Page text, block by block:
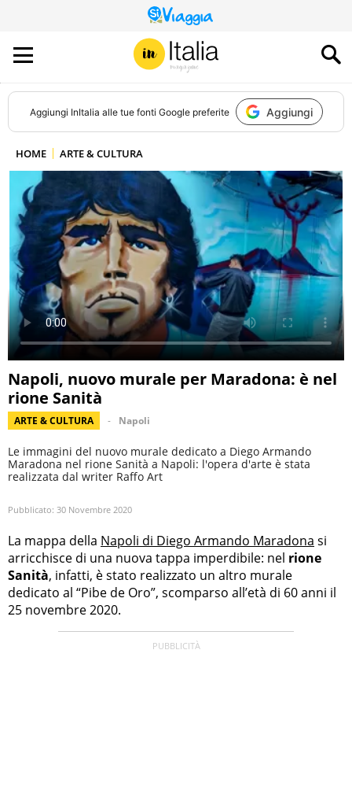
QUESTO
SITO
CONTRIBUISCE
ALL’AUDIENCE
DI
Aggiungi InItalia alle tue fonti Google preferite Aggiungi
HOME ARTE & CULTURA
Napoli, nuovo murale per Maradona: è nel
rione Sanità
ARTE & CULTURA Napoli
Le immagini del nuovo murale dedicato a Diego Armando
Maradona nel rione Sanità a Napoli: l'opera d'arte è stata
realizzata dal writer Raffo Art
Pubblicato: 30 Novembre 2020
La mappa della Napoli di Diego Armando Maradona si
arricchisce di una nuova tappa imperdibile: nel rione
Sanità, infatti, è stato realizzato un altro murale
dedicato al “Pibe de Oro”, scomparso all’età di 60 anni il
25 novembre 2020.